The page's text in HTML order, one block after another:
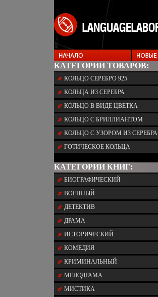
КАТЕГОРИИ ТОВАРОВ:
КОЛЬЦО СЕРЕБРО 925
КОЛЬЦА ИЗ СЕРЕБРА
КОЛЬЦО В ВИДЕ ЦВЕТКА
КОЛЬЦО С БРИЛЛИАНТОМ
КОЛЬЦО С УЗОРОМ ИЗ СЕРЕБРА
ГОТИЧЕСКОЕ КОЛЬЦА
КАТЕГОРИИ КНИГ:
БИОГРАФИЧЕСКИЙ
ВОЕННЫЙ
ДЕТЕКТИВ
ДРАМА
ИСТОРИЧЕСКИЙ
КОМЕДИЯ
КРИМИНАЛЬНЫЙ
МЕЛОДРАМА
МИСТИКА